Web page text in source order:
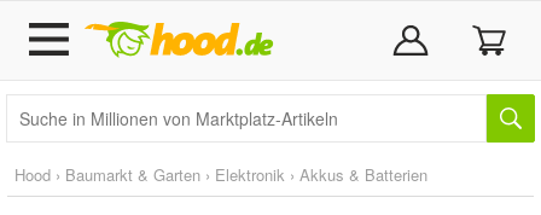
Hood › Baumarkt & Garten › Elektronik › Akkus & Batterien